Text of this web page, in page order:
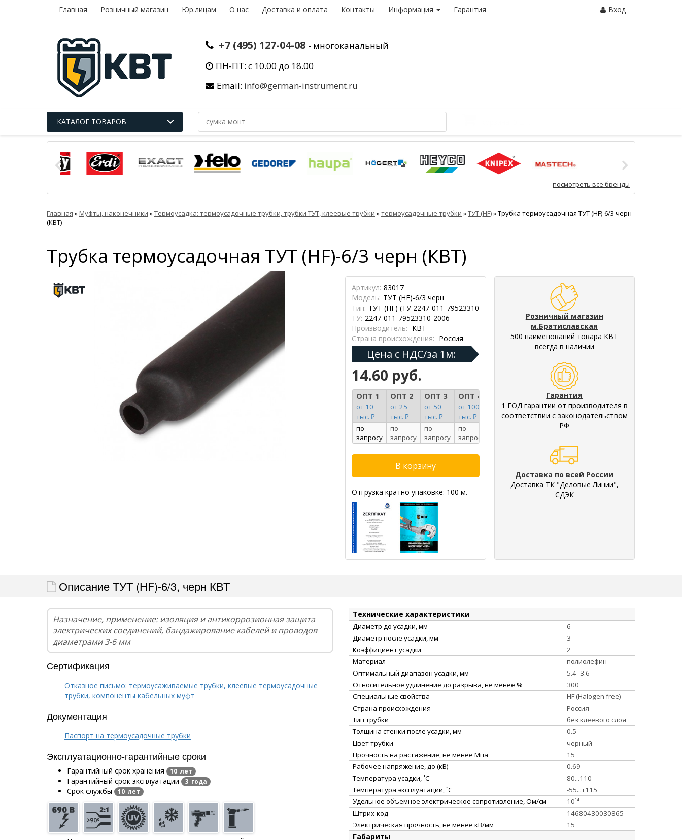
Главная Розничный магазин Юр.лицам О нас Доставка и оплата Контакты Информация Гарантия Вход
+7 (495) 127-04-08 - многоканальный
ПН-ПТ: с 10.00 до 18.00
Email: info@german-instrument.ru
КАТАЛОГ ТОВАРОВ
посмотреть все бренды
Главная »Муфты, наконечники »Термоусадка: термоусадочные трубки, трубки ТУТ, клеевые трубки »термоусадочные трубки »ТУТ (HF)»Трубка термоусадочная ТУТ (HF)-6/3 черн
(КВТ)
Трубка термоусадочная ТУТ (HF)-6/3 черн (КВТ)
Артикул: 83017
Модель: ТУТ (HF)-6/3 черн
Тип: ТУТ (HF) (ТУ 2247-011-79523310
ТУ: 2247-011-79523310-2006
Производитель: КВТ
Страна происхождения: Россия
Цена с НДС/за 1м:
14.60 руб.
ОПТ 1
от 10
тыс. ₽
ОПТ 2
от 25
тыс. ₽
ОПТ 3
от 50
тыс. ₽
ОПТ 4
от 100
тыс. ₽
по
запросу
по
запросу
по
запросу
по
запросу
Отгрузка кратно упаковке: 100 м.
Розничный магазин
м.Братиславская
500 наименований товара КВТ
всегда в наличии
Гарантия
1 ГОД гарантии от производителя в
соответствии с законодательством
РФ
Доставка по всей России
Доставка ТК "Деловые Линии",
СДЭК
Описание ТУТ (HF)-6/3, черн КВТ
Назначение, применение: изоляция и антикоррозионная защита
электрических соединений, бандажирование кабелей и проводов
диаметрами 3-6 мм
Сертификация
Отказное письмо: термоусаживаемые трубки, клеевые термоусадочные
трубки, компоненты кабельных муфт
Документация
Паспорт на термоусадочные трубки
Эксплуатационно-гарантийные сроки
Гарантийный срок хранения 10 лет
Гарантийный срок эксплуатации 3 года
Срок службы 10 лет
Технические характеристики
Диаметр до усадки, мм
6
Диаметр после усадки, мм
3
Коэффициент усадки
2
Материал
полиолефин
Оптимальный диапазон усадки, мм
5.4–3.6
Относительное удлинение до разрыва, не менее %
300
Специальные свойства
HF (Halogen free)
Страна происхождения
Россия
Тип трубки
без клеевого слоя
Толщина стенки после усадки, мм
0.5
Цвет трубки
черный
Прочность на растяжение, не менее Мпа
15
Рабочее напряжение, до (кВ)
0.69
Температура усадки, ˚С
80...110
Температура эксплуатации, ˚С
-55...+115
Удельное объемное электрическое сопротивление, Ом/см
10¹⁴
Штрих-код
14680430030865
Электрическая прочность, не менее кВ/мм
15
Габариты